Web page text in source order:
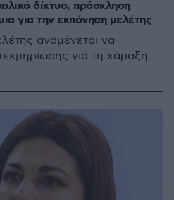
δίκτυο, πρόσκληση
για την εκπόνηση μελέτης
αναμένεται να
για τη χάραξη